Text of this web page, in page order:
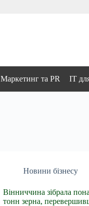
Маркетинг та PR IT
Новини бізнесу
Вінниччина зібрала
тонн зерна,